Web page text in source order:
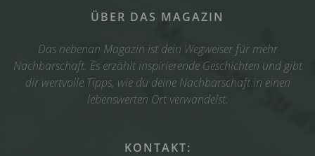
ÜBER DAS MAGAZIN
Das nebenan Magazin ist dein Wegweiser für mehr
Nachbarschaft. Es erzählt inspirierende Geschichten und gibt
dir wertvolle Tipps, wie du deine Nachbarschaft in einen
lebenswerten Ort verwandelst.
KONTAKT: